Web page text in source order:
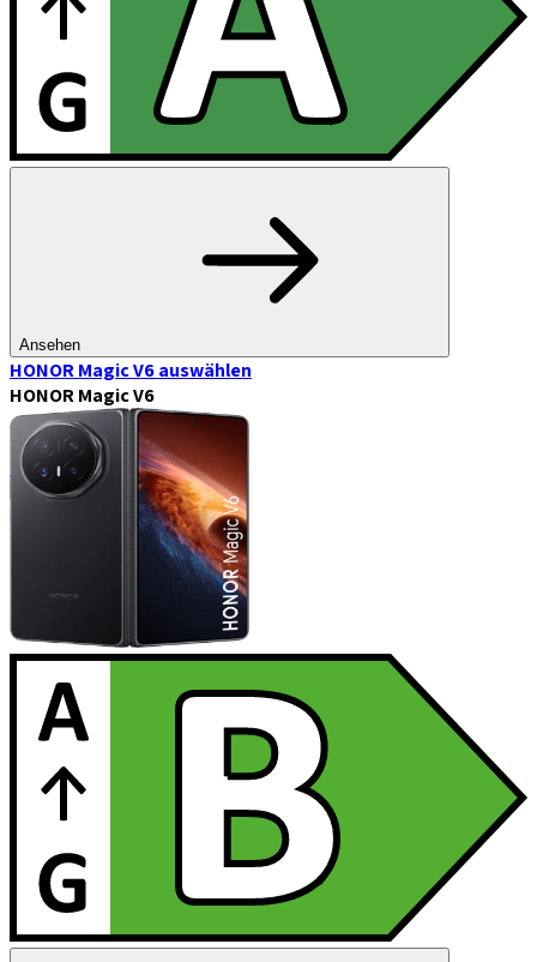
Ansehen
HONOR Magic V6auswählen
HONOR Magic V6